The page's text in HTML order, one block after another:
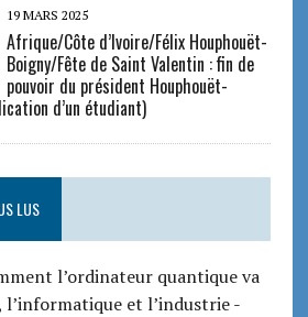
19 MARS 2025
Afrique/Côte d’Ivoire/Félix Houphouët-
Boigny/Fête de Saint Valentin : fin de
pouvoir du président Houphouët-
d’un étudiant)
LUS
l’ordinateur quantique va
et l’industrie-